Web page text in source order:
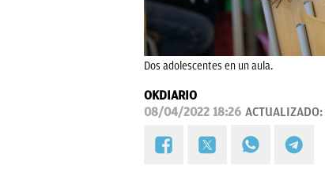
Dos adolescentes en un aula.
OKDIARIO
08/04/2022 18:26 ACTUALIZADO: